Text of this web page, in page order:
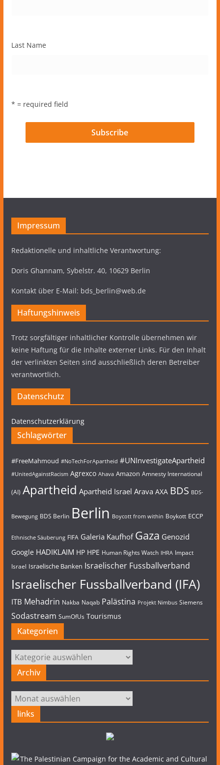
Last Name
* = required field
Impressum
Redaktionelle und inhaltliche Verantwortung:
Doris Ghannam, Sybelstr. 40, 10629 Berlin
Kontakt über E-Mail: bds_berlin@web.de
Haftungshinweis
Trotz sorgfältiger inhaltlicher Kontrolle übernehmen wir
keine Haftung für die Inhalte externer Links. Für den Inhalt
der verlinkten Seiten sind ausschließlich deren Betreiber
verantwortlich.
Datenschutz
Datenschutzerklärung
Schlagwörter
#FreeMahmoud #NoTechForApartheid #UNInvestigateApartheid
#UnitedAgainstRacism Agrexco Ahava Amazon Amnesty International
(AI) Apartheid Apartheid Israel Arava AXA BDS BDS-
Bewegung BDS Berlin Berlin Boycott from within Boykott ECCP
Ethnische Säuberung FIFA Galeria Kaufhof Gaza Genozid
Google HADIKLAIM HP HPE Human Rights Watch IHRA Impact
Israel Israelische Banken Israelischer Fussballverband
Israelischer Fussballverband (IFA)
ITB Mehadrin Nakba Naqab Palästina Projekt Nimbus Siemens
Sodastream SumOfUs Tourismus
Kategorien
Kategorien
Archiv
Archiv
links